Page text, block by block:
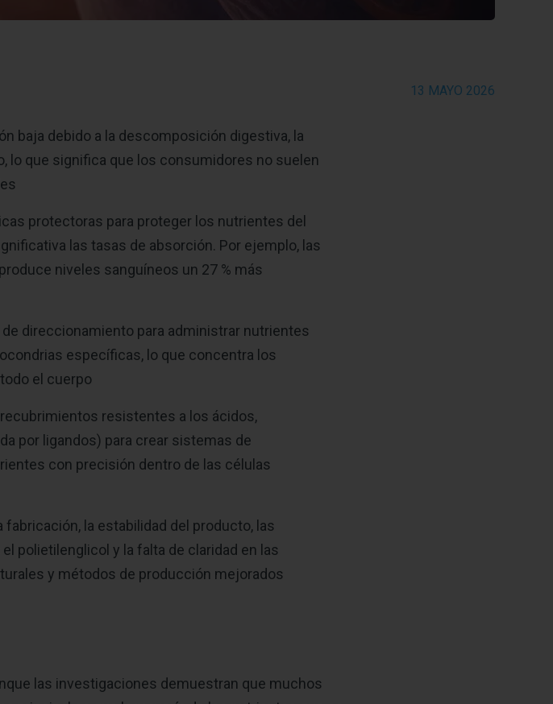
13 MAYO 2026
baja debido a la descomposición digestiva, la
lo que significa que los consumidores no suelen
protectoras para proteger los nutrientes del
las tasas de absorción. Por ejemplo, las
niveles sanguíneos un 27 % más
direccionamiento para administrar nutrientes
específicas, lo que concentra los
el cuerpo
resistentes a los ácidos,
por ligandos) para crear sistemas de
con precisión dentro de las células
la estabilidad del producto, las
polietilenglicol y la falta de claridad en las
y métodos de producción mejorados
las investigaciones demuestran que muchos